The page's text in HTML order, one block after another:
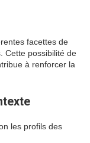
facettes de
Cette possibilité de
à renforcer la
les profils des